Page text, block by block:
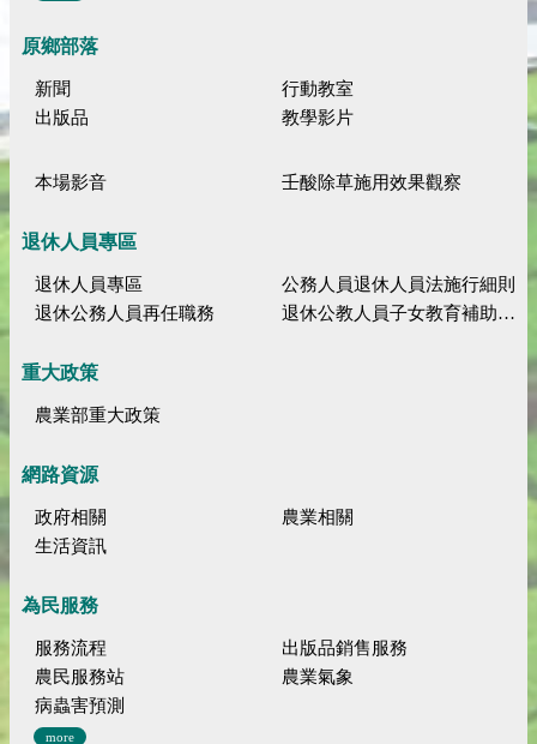
原鄉部落
新聞
行動教室
出版品
教學影片
本場影音 壬酸除草施用效果觀察
退休人員專區
退休人員專區
公務人員退休人員法施行細則
退休公務人員再任職務
退休公教人員子女教育補助規定
重大政策
農業部重大政策
網路資源
政府相關
農業相關
生活資訊
為民服務
服務流程
出版品銷售服務
農民服務站
農業氣象
病蟲害預測
more